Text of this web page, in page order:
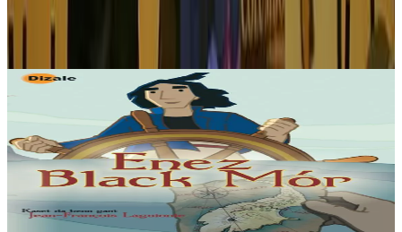
Produioù liammet gant ar post-mañ
6 vloaz hag ouzhpenn
Stok diviet
Enez Black Mór
1803, war aodoù Kerne-Veur... Kid, ur minor a 15 vloaz a zeu a-
benn da achap kuit eus ti an emzivaded e-lec'h ma oa bac'het e-giz
ur galeour. Ne oar ket peseurt...